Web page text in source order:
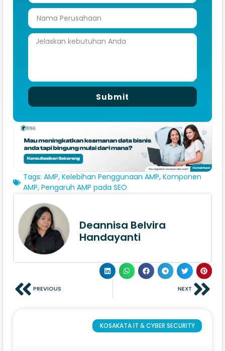
Submit
Tags: AMP, Kelebihan Penggunaan AMP, Komponen
AMP, Pengaruh AMP pada SEO
Deannisa Belvira
Handayanti
PREVIOUS NEXT
KOSAKATA IT & CYBER SECURITY